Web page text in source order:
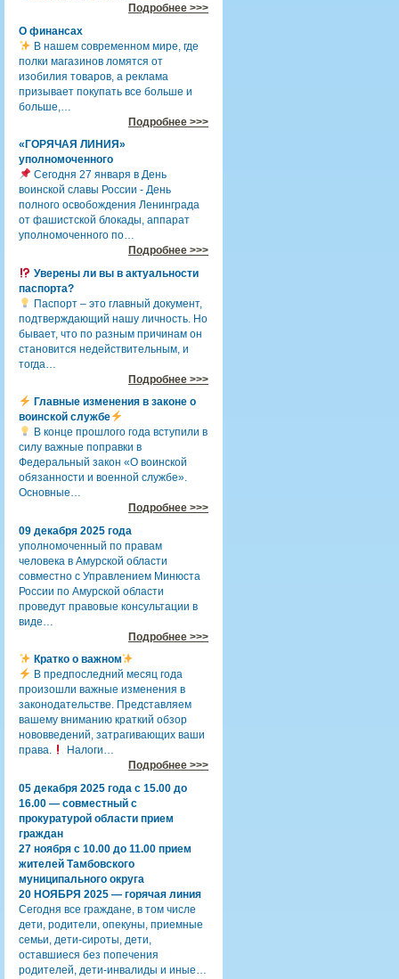
Подробнее >>>
О финансах
В нашем современном мире, где
полки магазинов ломятся от
изобилия товаров, а реклама
призывает покупать все больше и
больше,…
Подробнее >>>
«ГОРЯЧАЯ ЛИНИЯ»
уполномоченного
Сегодня 27 января в День
воинской славы России - День
полного освобождения Ленинграда
от фашистской блокады, аппарат
уполномоченного по…
Подробнее >>>
Уверены ли вы в актуальности
паспорта?
Паспорт – это главный документ,
подтверждающий нашу личность. Но
бывает, что по разным причинам он
становится недействительным, и
тогда…
Подробнее >>>
Главные изменения в законе о
воинской службе
В конце прошлого года вступили в
силу важные поправки в
Федеральный закон «О воинской
обязанности и военной службе».
Основные…
Подробнее >>>
09 декабря 2025 года
уполномоченный по правам
человека в Амурской области
совместно с Управлением Минюста
России по Амурской области
проведут правовые консультации в
виде…
Подробнее >>>
Кратко о важном
В предпоследний месяц года
произошли важные изменения в
законодательстве. Представляем
вашему вниманию краткий обзор
нововведений, затрагивающих ваши
права.
Налоги…
Подробнее >>>
05 декабря 2025 года с 15.00 до
16.00 — совместный с
прокуратурой области прием
граждан
27 ноября с 10.00 до 11.00 прием
жителей Тамбовского
муниципального округа
20 НОЯБРЯ 2025 — горячая линия
Сегодня все граждане, в том числе
дети, родители, опекуны, приемные
семьи, дети-сироты, дети,
оставшиеся без попечения
родителей, дети-инвалиды и иные…